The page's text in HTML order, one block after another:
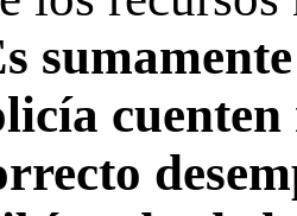
cuenten